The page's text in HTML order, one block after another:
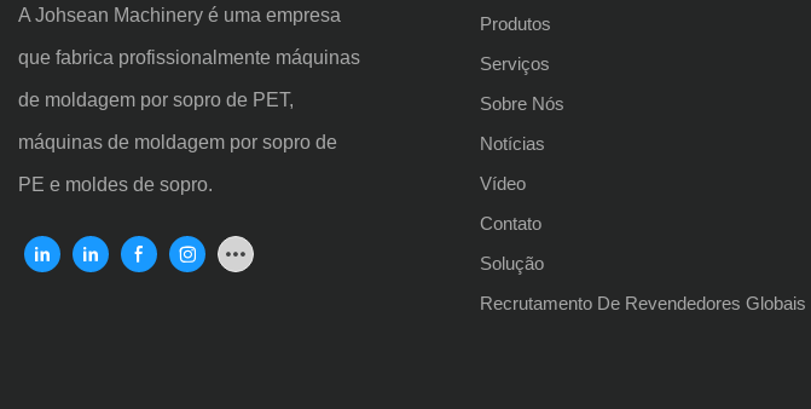
A Johsean Machinery é uma empresa
que fabrica profissionalmente máquinas
de moldagem por sopro de PET,
máquinas de moldagem por sopro de
PE e moldes de sopro.
Produtos
Serviços
Sobre Nós
Notícias
Vídeo
Contato
Solução
Recrutamento De Revendedores Globais